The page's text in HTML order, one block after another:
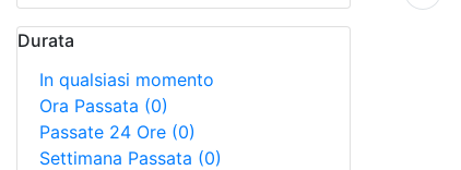
Durata
In qualsiasi momento
Ora Passata (0)
Passate 24 Ore (0)
Settimana Passata (0)